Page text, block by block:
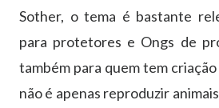
Sother, o tema é bastante
para protetores e Ongs de
também para quem tem
não é apenas reproduzir